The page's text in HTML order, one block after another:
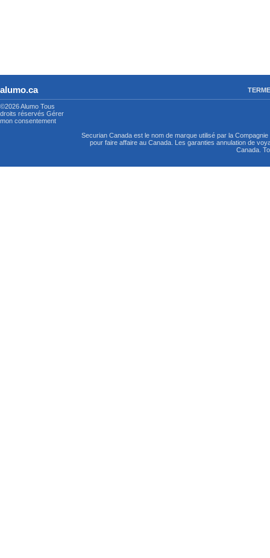
alumo.ca
©2026 Alumo Tous
droits réservés Gérer
mon consentement
Securian Canada est le nom de marque utilisé par la
pour faire affaire au Canada. Les garanties annulation de
Canada.